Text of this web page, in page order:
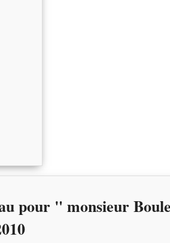
pour " monsieur